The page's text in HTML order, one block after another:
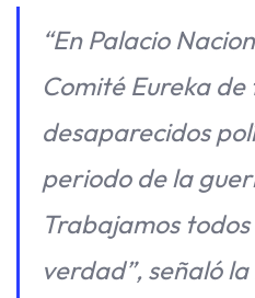
“En Palacio
Comité Eureka
desaparecidos
periodo de la
Trabajamos
verdad”, señaló